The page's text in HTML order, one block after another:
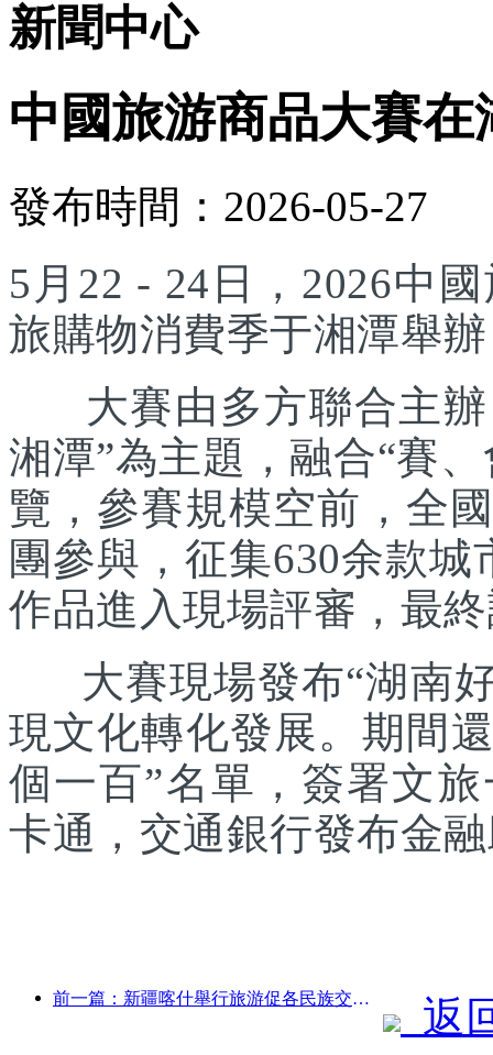
新聞中心
中國旅游商品大賽
發布時間：2026-05-27
5月22 - 24日，2026中
旅購物消費季于湘潭舉
大賽由多方聯合主辦
湘潭”為主題，融合“賽
覽，參賽規模空前，全
團參與，征集630余款
作品進入現場評審，最
大賽現場發布“湖南好
現文化轉化發展。期間
個一百”名單，簽署文
卡通，交通銀行發布金
前一篇：新疆喀什舉行旅游促各民族交流推廣活動 返